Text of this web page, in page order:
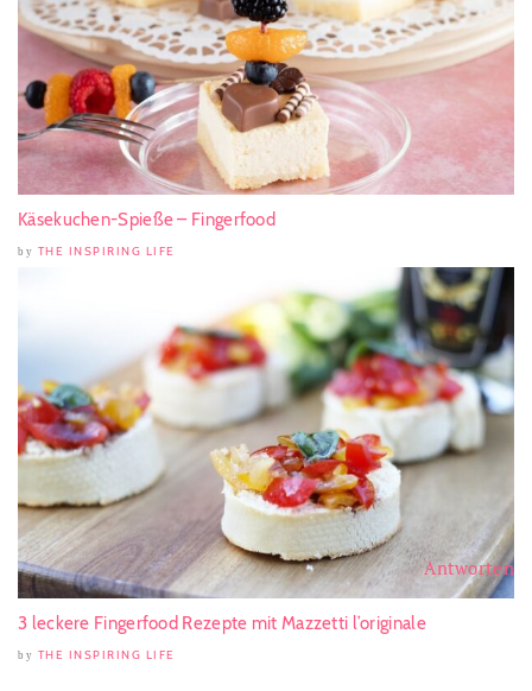
Käsekuchen-Spieße – Fingerfood
by THE INSPIRING LIFE
3 leckere Fingerfood Rezepte mit Mazzetti l’originale
by THE INSPIRING LIFE
Antworten